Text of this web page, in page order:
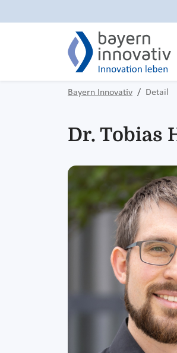
Bayern Innovativ Detail
Dr. Tobias